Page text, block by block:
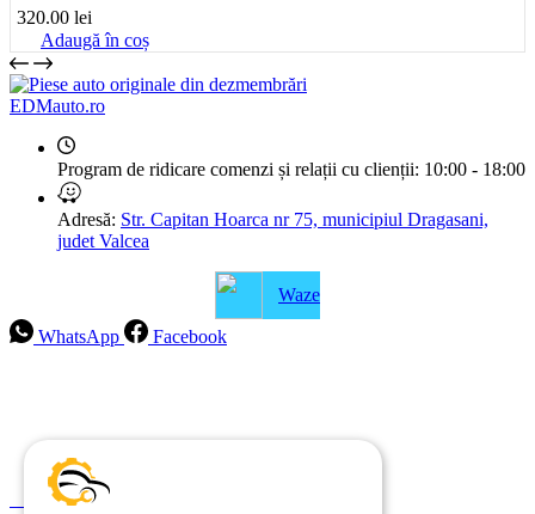
320.00 lei
Adaugă în coș
EDMauto.ro
Program de ridicare comenzi și relații cu clienții: 10:00 - 18:00
Adresă: Str. Capitan Hoarca nr 75, municipiul Dragasani,
judet Valcea
Waze
WhatsApp
Facebook
Politica de ramburs și retur
Formular de retur